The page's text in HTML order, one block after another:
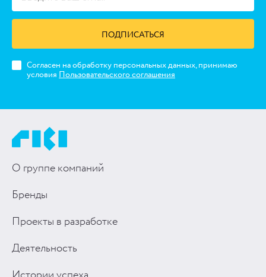
ПОДПИСАТЬСЯ
Согласен на обработку персональных данных, принимаю
условия Пользовательского соглашения
О группе компаний
Бренды
Проекты в разработке
Деятельность